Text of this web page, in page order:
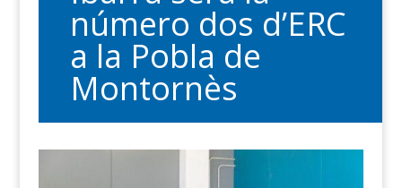
número dos d’ERC
a la Pobla de
Montornès